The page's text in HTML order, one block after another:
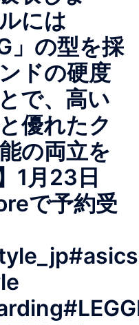
には
」の型を採
ドの硬度
で、高い
優れたク
の両立を
1月23日
で予約受